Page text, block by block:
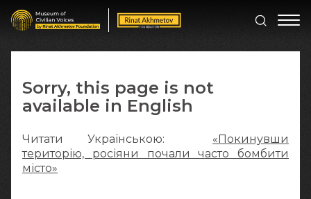
Sorry, this page is not
available in English
Читати Українською: «Покинувши
територію, росіяни почали часто бомбити
місто»